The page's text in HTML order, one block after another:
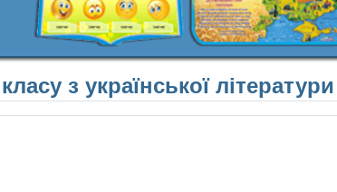
з української літератури